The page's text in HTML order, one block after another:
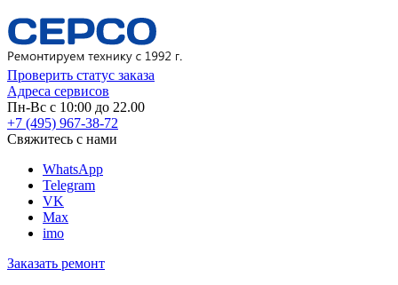
Проверить статус заказа
Адреса сервисов
Пн-Вс с 10:00 до 22.00
+7 (495) 967-38-72
Свяжитесь с нами
WhatsApp
Telegram
VK
Max
imo
Заказать ремонт